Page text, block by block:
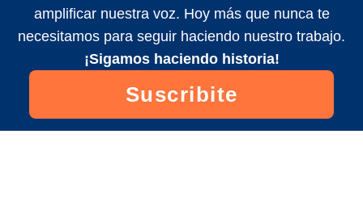
amplificar nuestra voz. Hoy más que nunca te
necesitamos para seguir haciendo nuestro trabajo.
¡Sigamos haciendo historia!
Suscribite